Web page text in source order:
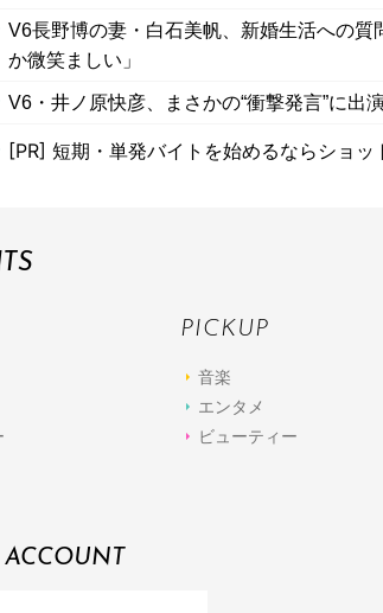
V6長野博の妻・白石美帆、新婚生活への
か微笑ましい」
V6・井ノ原快彦、まさかの“衝撃発言”に出
[PR] 短期・単発バイトを始めるならショッ
PICKUP
音楽
エンタメ
ビューティー